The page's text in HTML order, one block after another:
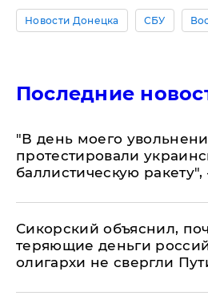
Новости Донецка СБУ
Последние
​"В день моего
протестировали
баллистическую
Сикорский объяснил,
теряющие деньги
олигархи не свергли